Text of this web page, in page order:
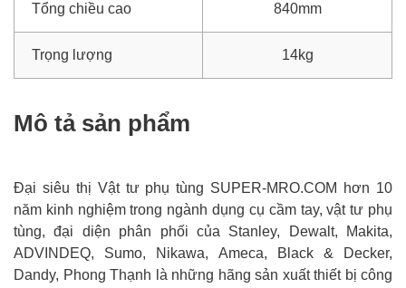
Tổng chiều cao 840mm
Trọng lượng 14kg
Mô tả sản phẩm
Đại siêu thị Vật tư phụ tùng SUPER-MRO.COM hơn 10
năm kinh nghiệm trong ngành dụng cụ cầm tay, vật tư phụ
tùng, đại diện phân phối của Stanley, Dewalt, Makita,
ADVINDEQ, Sumo, Nikawa, Ameca, Black & Decker,
Dandy, Phong Thạnh là những hãng sản xuất thiết bị công